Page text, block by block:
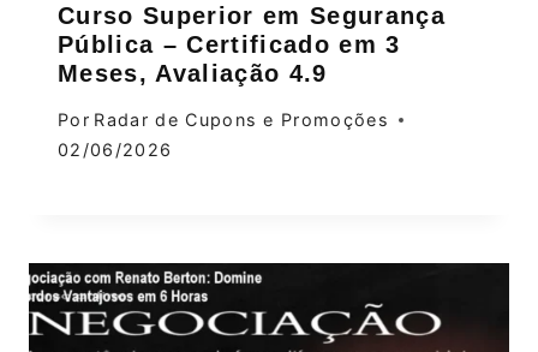
Curso Superior em Segurança
Pública – Certificado em 3
Meses, Avaliação 4.9
Por Radar de Cupons e Promoções
02/06/2026